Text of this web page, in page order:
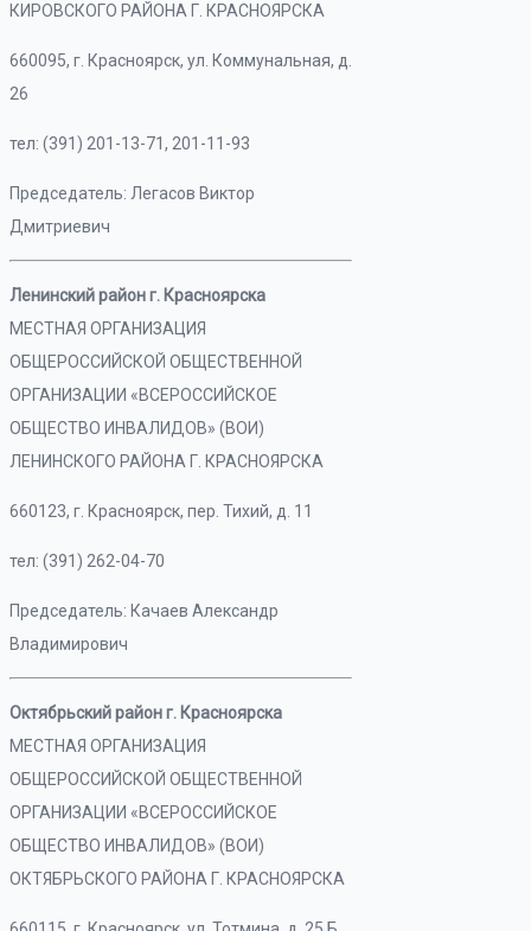
КИРОВСКОГО РАЙОНА Г. КРАСНОЯРСКА
660095, г. Красноярск, ул. Коммунальная, д.
26
тел: (391) 201-13-71, 201-11-93
Председатель: Легасов Виктор
Дмитриевич
Ленинский район г. Красноярска
МЕСТНАЯ ОРГАНИЗАЦИЯ
ОБЩЕРОССИЙСКОЙ ОБЩЕСТВЕННОЙ
ОРГАНИЗАЦИИ «ВСЕРОССИЙСКОЕ
ОБЩЕСТВО ИНВАЛИДОВ» (ВОИ)
ЛЕНИНСКОГО РАЙОНА Г. КРАСНОЯРСКА
660123, г. Красноярск, пер. Тихий, д. 11
тел: (391) 262-04-70
Председатель: Качаев Александр
Владимирович
Октябрьский район г. Красноярска
МЕСТНАЯ ОРГАНИЗАЦИЯ
ОБЩЕРОССИЙСКОЙ ОБЩЕСТВЕННОЙ
ОРГАНИЗАЦИИ «ВСЕРОССИЙСКОЕ
ОБЩЕСТВО ИНВАЛИДОВ» (ВОИ)
ОКТЯБРЬСКОГО РАЙОНА Г. КРАСНОЯРСКА